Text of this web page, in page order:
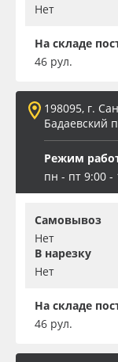
Нет
На складе
46 рул.
198095, г.
Бадаевский
Режим
пн - пт 9:00 -
Самовывоз
Нет
В нарезку
Нет
На складе
46 рул.